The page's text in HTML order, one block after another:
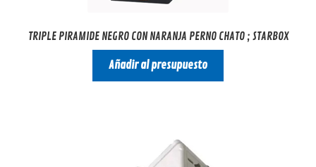
TRIPLE PIRAMIDE NEGRO CON NARANJA PERNO CHATO ; STARBOX
Añadir al presupuesto